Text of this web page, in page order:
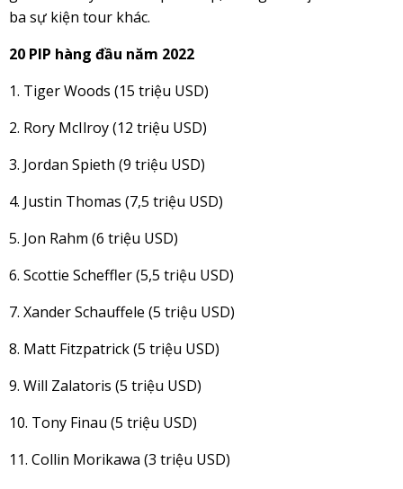
ba sự kiện tour khác.
20 PIP hàng đầu năm 2022
1. Tiger Woods (15 triệu USD)
2. Rory McIlroy (12 triệu USD)
3. Jordan Spieth (9 triệu USD)
4. Justin Thomas (7,5 triệu USD)
5. Jon Rahm (6 triệu USD)
6. Scottie Scheffler (5,5 triệu USD)
7. Xander Schauffele (5 triệu USD)
8. Matt Fitzpatrick (5 triệu USD)
9. Will Zalatoris (5 triệu USD)
10. Tony Finau (5 triệu USD)
11. Collin Morikawa (3 triệu USD)